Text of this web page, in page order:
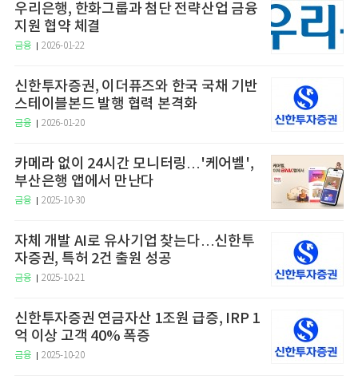
우리은행, 한화그룹과 첨단 전략산업 금융
지원 협약 체결
금융 2026-01-22
신한투자증권, 이더퓨즈와 한국 국채 기반
스테이블본드 발행 협력 본격화
금융 2026-01-20
카메라 없이 24시간 모니터링…'케어벨',
부산은행 앱에서 만난다
금융 2025-10-30
자체 개발 AI로 유사기업 찾는다…신한투
자증권, 특허 2건 출원 성공
금융 2025-10-21
신한투자증권 연금자산 1조원 급증, IRP 1
억 이상 고객 40% 폭증
금융 2025-10-20